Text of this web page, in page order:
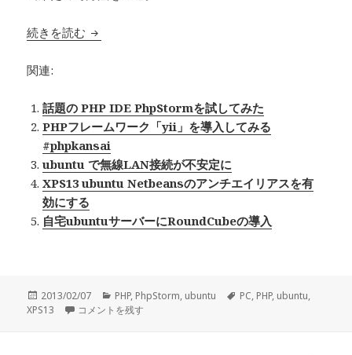
続きを読む PhpStorm でフォントのアンチエイリアスを有
関連:
話題の PHP IDE PhpStormを試してみた
PHPフレームワーク「yii」を導入してみる
#phpkansai
ubuntu で無線LAN接続が不安定に
XPS13 ubuntu Netbeansのアンチエイリアスを有
効にする
自宅ubuntuサーバーにRoundCubeの導入
投
稿
2013/02/07
カ
テ
PHP, PhpStorm, ubuntu
タ
PC, PHP, ubuntu,
XPS13
PhpStorm でフォントのアンチエイリアスを有効にする に
コメントを残す